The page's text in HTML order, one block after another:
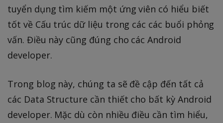
tuyển dụng tìm kiếm một ứng viên có hiểu biết
tốt về Cấu trúc dữ liệu trong các các buổi phỏng
vấn. Điều này cũng đúng cho các Android
developer.
Trong blog này, chúng ta sẽ đề cập đến tất cả
các Data Structure cần thiết cho bất kỳ Android
developer. Mặc dù còn nhiều điều cần tìm hiểu,